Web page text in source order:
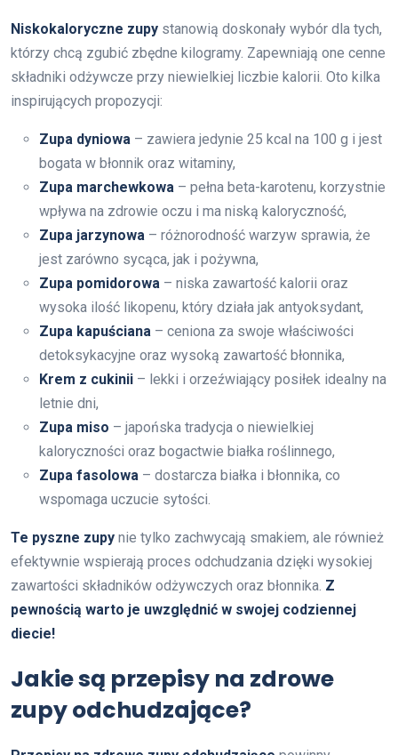
Niskokaloryczne zupy stanowią doskonały wybór dla tych,
którzy chcą zgubić zbędne kilogramy. Zapewniają one cenne
składniki odżywcze przy niewielkiej liczbie kalorii. Oto kilka
inspirujących propozycji:
Zupa dyniowa – zawiera jedynie 25 kcal na 100 g i jest
bogata w błonnik oraz witaminy,
Zupa marchewkowa – pełna beta-karotenu, korzystnie
wpływa na zdrowie oczu i ma niską kaloryczność,
Zupa jarzynowa – różnorodność warzyw sprawia, że
jest zarówno sycąca, jak i pożywna,
Zupa pomidorowa – niska zawartość kalorii oraz
wysoka ilość likopenu, który działa jak antyoksydant,
Zupa kapuściana – ceniona za swoje właściwości
detoksykacyjne oraz wysoką zawartość błonnika,
Krem z cukinii – lekki i orzeźwiający posiłek idealny na
letnie dni,
Zupa miso – japońska tradycja o niewielkiej
kaloryczności oraz bogactwie białka roślinnego,
Zupa fasolowa – dostarcza białka i błonnika, co
wspomaga uczucie sytości.
Te pyszne zupy nie tylko zachwycają smakiem, ale również
efektywnie wspierają proces odchudzania dzięki wysokiej
zawartości składników odżywczych oraz błonnika. Z
pewnością warto je uwzględnić w swojej codziennej
diecie!
Jakie są przepisy na zdrowe
zupy odchudzające?